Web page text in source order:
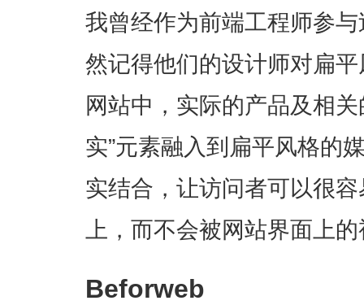
我曾经作为前端工程师参与
然记得他们的设计师对扁
网站中，实际的产品及相
实”元素融入到扁平风格的
实结合，让访问者可以很
上，而不会被网站界面上
Beforweb